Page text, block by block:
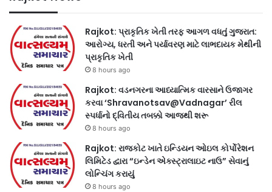
Rajkot: પ્રાકૃતિક ખેતી તરફ આગળ વધતું ગુજરાત:
આરોગ્ય, ધરતી અને પર્યાવરણ માટે લાભદાયક મેથીની
પ્રાકૃતિક ખેતી
8 hours ago
Rajkot: વડનગરના આધ્યાત્મિક વારસાને ઉજાગર
કરવા ‘Shravanotsav@Vadnagar’ રીલ
સ્પર્ધાનો દ્વિતીય તબક્કો આજથી શરૂ
8 hours ago
Rajkot: રાજકોટ ખાતે ઇન્ડિયન ઓઇલ કોર્પોરેશન
લિમિટેડ દ્વારા “ઇન્ડેન એક્સ્ટ્રાલાઇટ નાઉ” સેવાનું
લોન્ચિંગ કરાયું
8 hours ago